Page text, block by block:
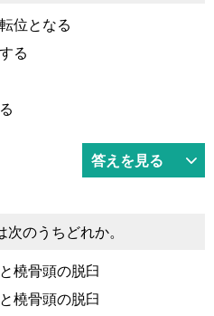
位となる
る
答えを見る
のうちどれか。
橈骨頭の脱臼
橈骨頭の脱臼